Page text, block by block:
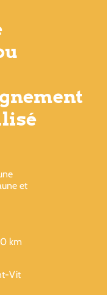
et
km
Vit